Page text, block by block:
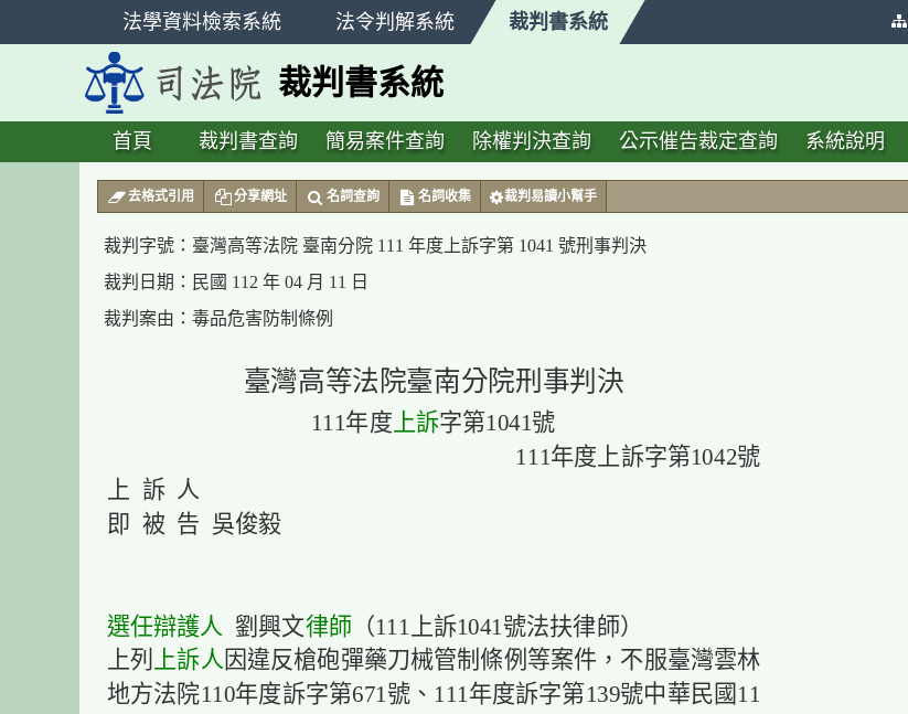
法學資料檢索系統 法令判解系統 裁判書系統
裁判書系統
首頁 裁判書查詢 簡易案件查詢 除權判決查詢 公示催告裁定查詢 系統說明
去格式引用 分享網址 名詞查詢 名詞收集 裁判易讀小幫手
裁判字號： 臺灣高等法院 臺南分院 111 年度上訴字第 1041 號刑事判決
裁判日期： 民國 112 年 04 月 11 日
裁判案由： 毒品危害防制條例
臺灣高等法院臺南分院刑事判決
111年度 上訴字第1041號
111年度上訴字第1042號
上 訴 人
即 被 告 吳俊毅
選任辯護人 劉興文律師 （111上訴1041號法扶律師）
上列 上訴人 因違反槍砲彈藥刀械管制條例等案件，不服臺灣雲林
地方法院110年度訴字第671號、111年度訴字第139號中華民國11